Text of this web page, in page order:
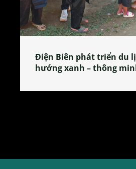
Làng làm bánh tẻ Phú
tỏa đặc sản xứ Đoài